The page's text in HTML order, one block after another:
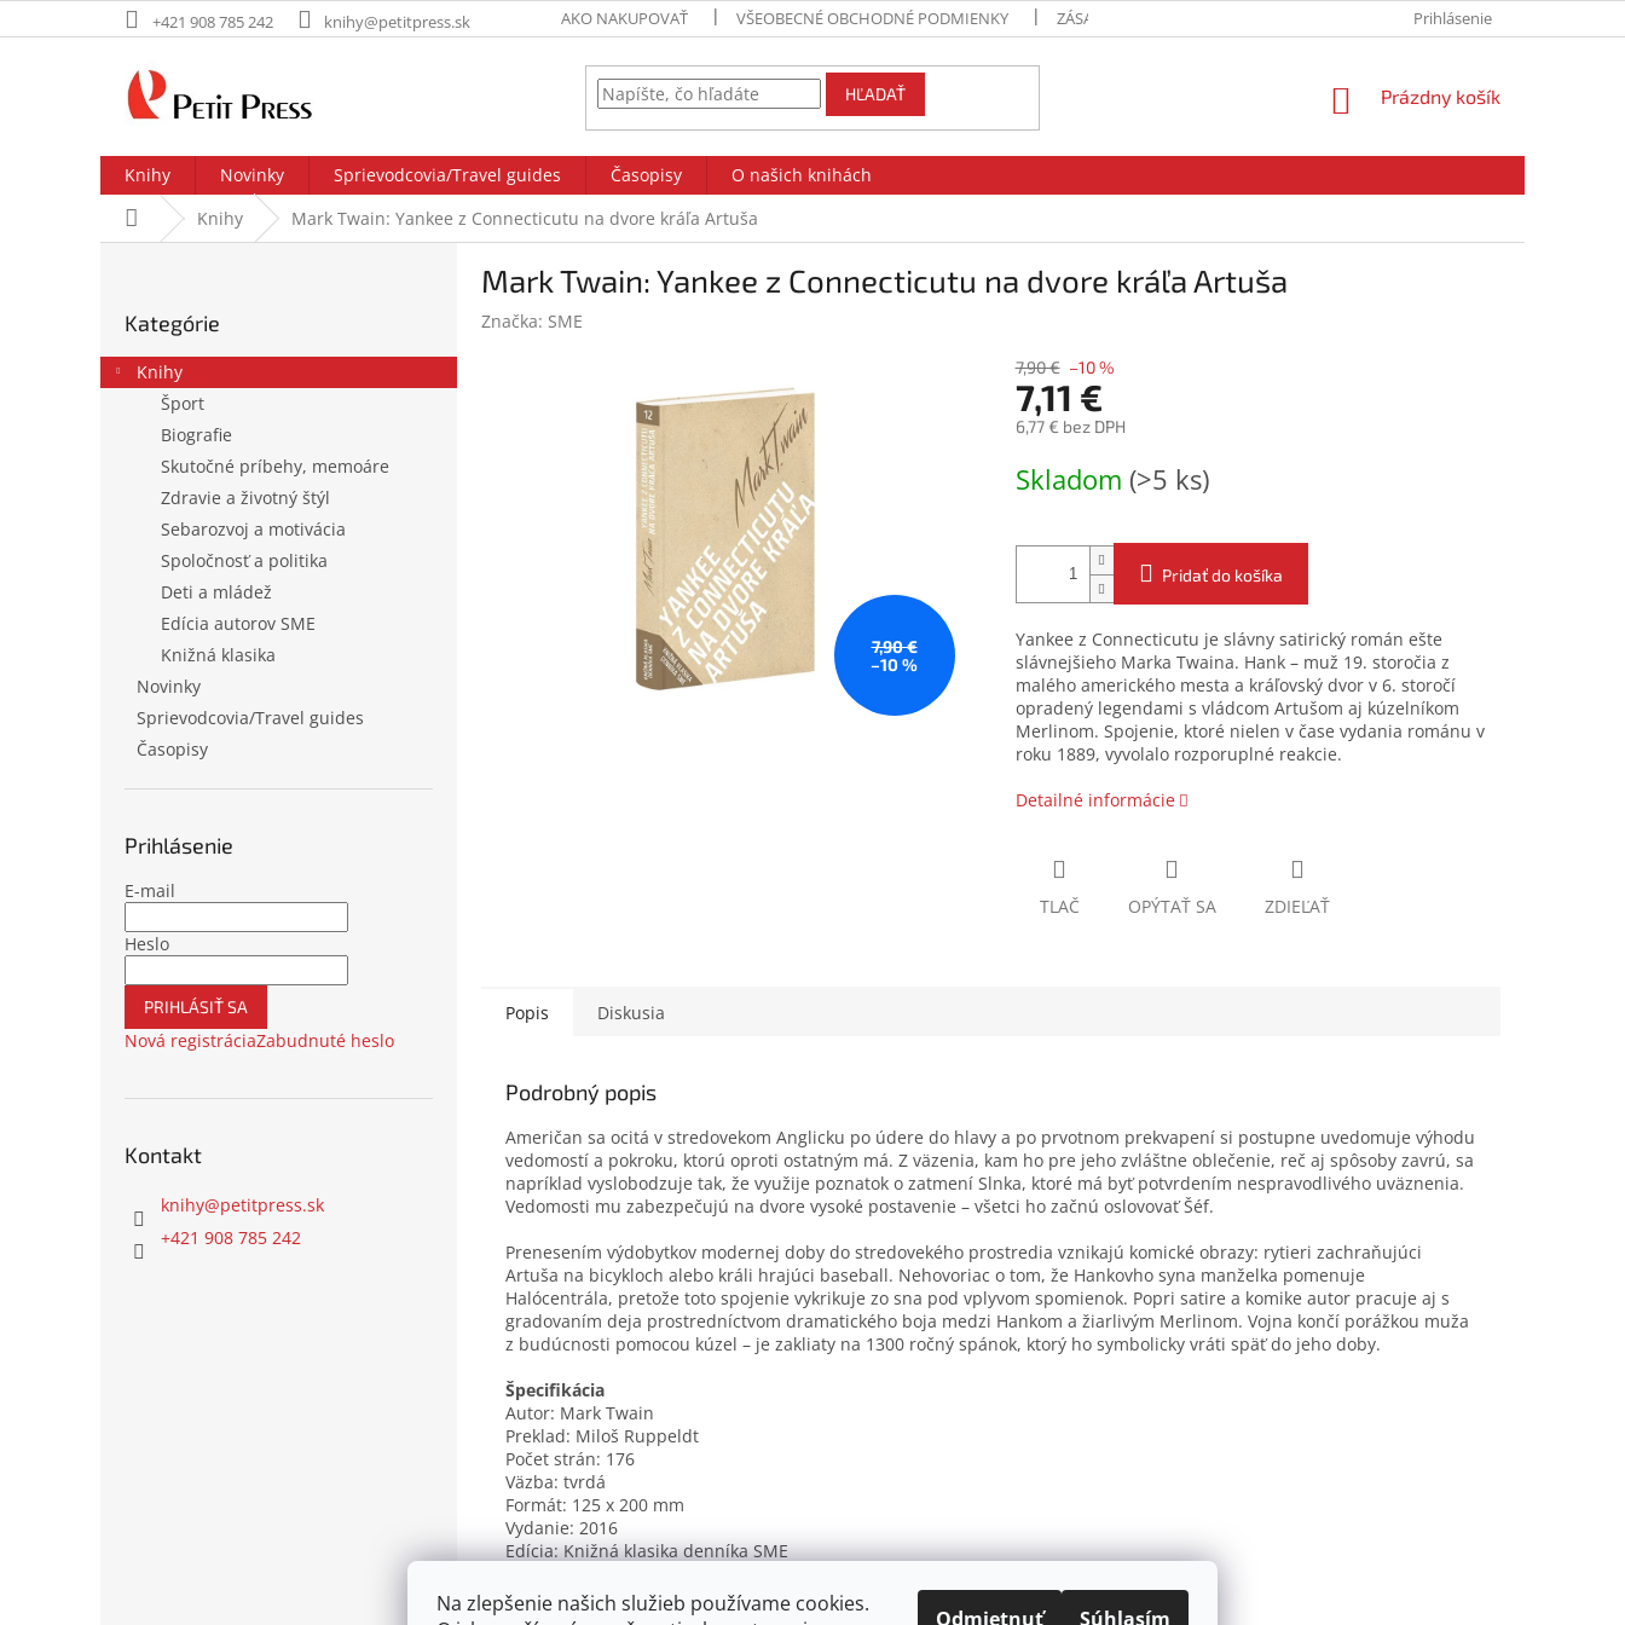
Na zlepšenie našich služieb používame cookies.
Odmietnuť Súhlasím
na
+421 908 785 242 knihy@petitpress.sk AKO NAKUPOVAŤ VŠEOBECNÉ OBCHODNÉ PODMIENKY ZÁSADY OCHRANY OSOBNÝCH ÚDAJOV MOJA OBJEDNÁVKA
Prihlásenie
HĽADAŤ
NÁKUPNÝ
Prázdny košík
Knihy Novinky Sprievodcovia/Travel guides Časopisy
O našich knihách
DomovKnihy Mark Twain: Yankee z Connecticutu na dvore kráľa Artuša
ý
p
kategórie
Kategórie
Knihy
Šport
Biografie
Skutočné príbehy, memoáre
Zdravie a životný štýl
Sebarozvoj a motivácia
Spoločnosť a politika
Deti a mládež
Edícia autorov SME
Knižná klasika
Novinky
Sprievodcovia/Travel guides
Časopisy
Prihlásenie
E-mail
Heslo
PRIHLÁSIŤ SA
Nová registráciaZabudnuté heslo
Kontakt
knihy@petitpress.sk
+421 908 785 242
Mark Twain: Yankee z Connecticutu na dvore kráľa Artuša
Značka: SME
7,90 €
–10 %
7,90 € –10 %
7,11 €
6,77 € bez DPH
cena:
Skladom (>5 ks)
Pridať do košíka
Yankee z Connecticutu je slávny satirický román ešte
slávnejšieho Marka Twaina. Hank – muž 19. storočia z
malého amerického mesta a kráľovský dvor v 6. storočí
opradený legendami s vládcom Artušom aj kúzelníkom
Merlinom. Spojenie, ktoré nielen v čase vydania románu v
roku 1889, vyvolalo rozporuplné reakcie.
Detailné informácie
TLAČ OPÝTAŤ SA ZDIEĽAŤ
Popis Diskusia
Podrobný popis
Američan sa ocitá v stredovekom Anglicku po údere do hlavy a po prvotnom prekvapení si postupne uvedomuje výhodu
vedomostí a pokroku, ktorú oproti ostatným má. Z väzenia, kam ho pre jeho zvláštne oblečenie, reč aj spôsoby zavrú, sa
napríklad vyslobodzuje tak, že využije poznatok o zatmení Slnka, ktoré má byť potvrdením nespravodlivého uväznenia.
Vedomosti mu zabezpečujú na dvore vysoké postavenie – všetci ho začnú oslovovať Šéf.
Prenesením výdobytkov modernej doby do stredovekého prostredia vznikajú komické obrazy: rytieri zachraňujúci
Artuša na bicykloch alebo králi hrajúci baseball. Nehovoriac o tom, že Hankovho syna manželka pomenuje
Halócentrála, pretože toto spojenie vykrikuje zo sna pod vplyvom spomienok. Popri satire a komike autor pracuje aj s
gradovaním deja prostredníctvom dramatického boja medzi Hankom a žiarlivým Merlinom. Vojna končí porážkou muža
z budúcnosti pomocou kúzel – je zakliaty na 1300 ročný spánok, ktorý ho symbolicky vráti späť do jeho doby.
Špecifikácia
Autor: Mark Twain
Preklad: Miloš Ruppeldt
Počet strán: 176
Väzba: tvrdá
Formát: 125 x 200 mm
Vydanie: 2016
Edícia: Knižná klasika denníka SME
ISBN: 978-80-559-0115-2